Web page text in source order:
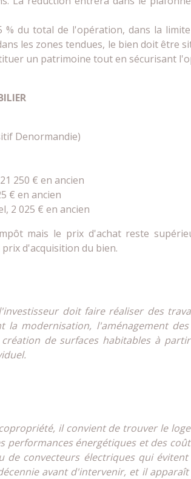
du total de l'opération, dans la
les zones tendues, le bien doit être
un patrimoine tout en sécurisant
Denormandie)
250 € en ancien
€ en ancien
2 025 € en ancien
mais le prix d'achat reste
d'acquisition du bien.
doit faire réaliser des
modernisation, l'aménagement
de surfaces habitables à
il convient de trouver le
énergétiques et des
convecteurs électriques qui
avant d'intervenir, et il